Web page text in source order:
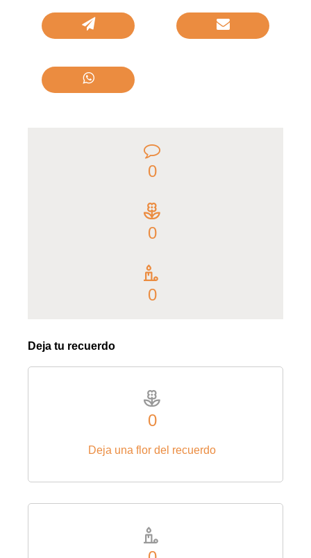
0
0
0
Deja tu recuerdo
0
Deja una flor del recuerdo